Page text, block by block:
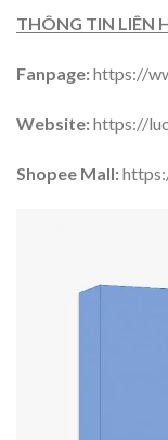
THÔNG TIN LIÊN
Fanpage:https://
Website:https://
Shopee Mall: